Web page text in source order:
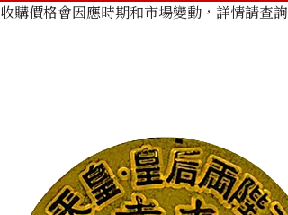
收購價格會因應時期和市場變動，詳情請查